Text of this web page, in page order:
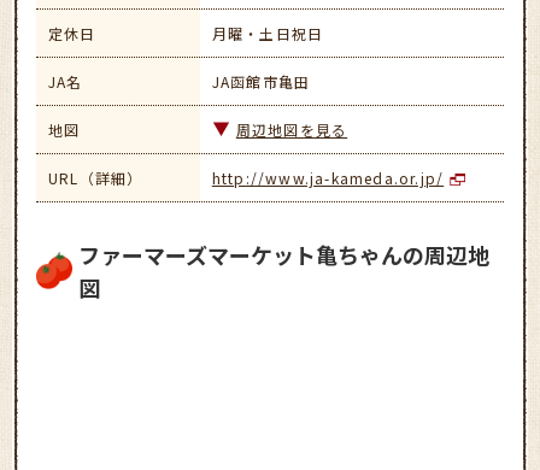
定休日 月曜・土日祝日
JA名 JA函館市亀田
地図 周辺地図を見る
URL（詳細） http://www.ja-kameda.or.jp/
ファーマーズマーケット亀ちゃんの周辺地
図